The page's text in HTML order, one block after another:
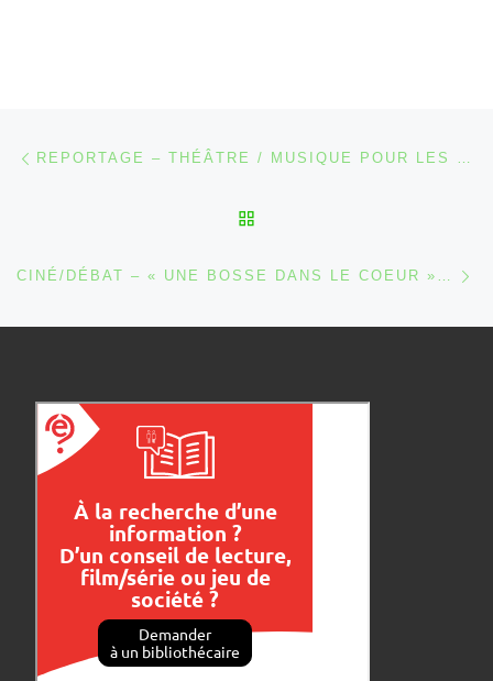
Parcourir les articles REPORTAGE – THÉÂTRE / MUSIQUE POUR LES ÉCOLES À WAIMES ET MALMEDY [2022-2023]
CINÉ/DÉBAT – « UNE BOSSE DANS LE COEUR » PAR NOÉ REUTENAUER